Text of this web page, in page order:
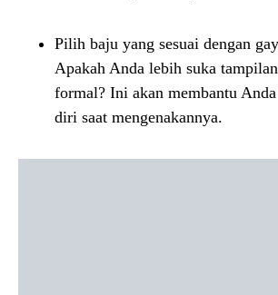
Pilih baju yang sesuai dengan
Apakah Anda lebih suka
formal? Ini akan membantu Anda
diri saat mengenakannya.